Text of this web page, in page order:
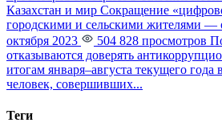
Казахстан и мир Сокращение
городскими и сельскими жителями —
октября 2023
504 828 просмотров
отказываются доверять
итогам января–августа текущего
человек, совершивших...
Теги